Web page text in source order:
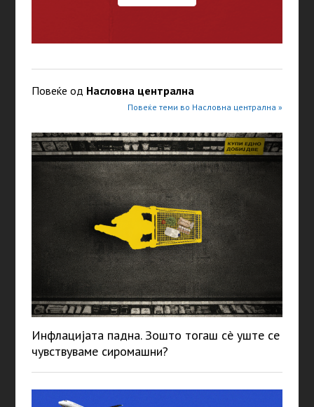
Повеќе од Насловна централна
Повеќе теми во Насловна централна »
Инфлацијата падна. Зошто тогаш сè уште се
чувствуваме сиромашни?